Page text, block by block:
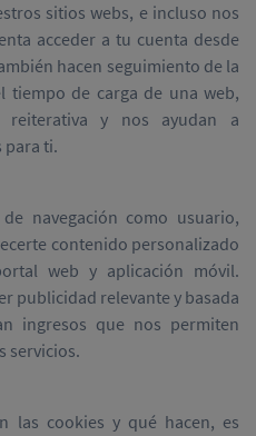
sitios webs, e incluso nos
acceder a tu cuenta desde
hacen seguimiento de la
tiempo de carga de una web,
reiterativa y nos ayudan a
para ti.
navegación como usuario,
contenido personalizado
web y aplicación móvil.
publicidad relevante y basada
ingresos que nos permiten
servicios.
las cookies y qué hacen, es